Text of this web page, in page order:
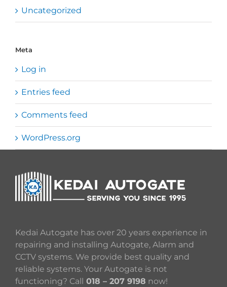
Uncategorized
Meta
Log in
Entries feed
Comments feed
WordPress.org
Kedai Autogate has over 20 years experience in
repairing and installing Autogate, Alarm and
CCTV systems. We provide best quality and
reliable systems. Your Autogate is not
functioning? Call
018 – 207 9198 now!